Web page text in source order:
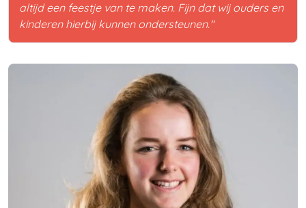
altijd een feestje van te maken. Fijn dat wij ouders en
kinderen hierbij kunnen ondersteunen."